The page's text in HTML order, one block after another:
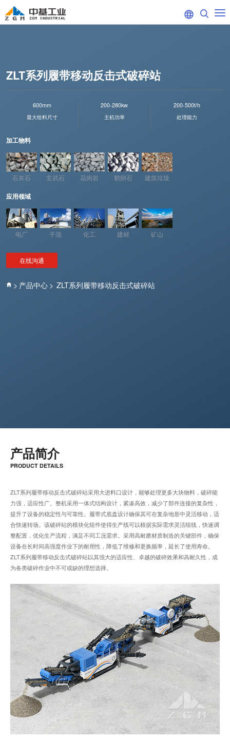
ZLT系列履带移动反击式破碎站
600mm
最大给料尺寸
200-280kw
主机功率
200-500t/h
处理能力
加工物料
石灰石 玄武石 花岗岩 鹅卵石 建筑垃圾
应用领域
电厂 干混 化工 建材 矿山
在线沟通
> 产品中心> ZLT系列履带移动反击式破碎站
产品简介
PRODUCT DETAILS
ZLT系列履带移动反击式破碎站采用大进料口设计，能够处理更多大块物料，破碎能
力强，适应性广。整机采用一体式结构设计，紧凑高效，减少了部件连接的复杂性，
提升了设备的稳定性与可靠性。履带式底盘设计确保其可在复杂地形中灵活移动，适
合快速转场。该破碎站的模块化组件使得生产线可以根据实际需求灵活组线，快速调
整配置，优化生产流程，满足不同工况需求。采用高耐磨材质制造的关键部件，确保
设备在长时间高强度作业下的耐用性，降低了维修和更换频率，延长了使用寿命。
ZLT系列履带移动反击式破碎站以其强大的适应性、卓越的破碎效果和高耐久性，成
为各类破碎作业中不可或缺的理想选择。